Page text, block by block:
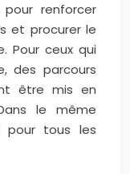
renforcer
et procurer le
Pour ceux qui
des parcours
être mis en
le même
pour tous les